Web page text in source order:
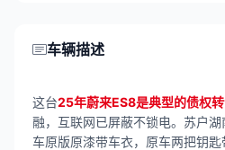
车辆描述
这台25年蔚来ES8是典型的债权
融，互联网已屏蔽不锁电。苏户
车原版原漆带车衣，原车两把钥